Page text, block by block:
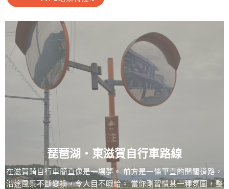
琵琶湖・東滋賀自行車路線
在滋賀騎自行車簡直像是一場夢。 前方是一條筆直的開闊道路，
沿途風景不斷變換，令人目不暇給。 當你剛習慣某一種氛圍，整